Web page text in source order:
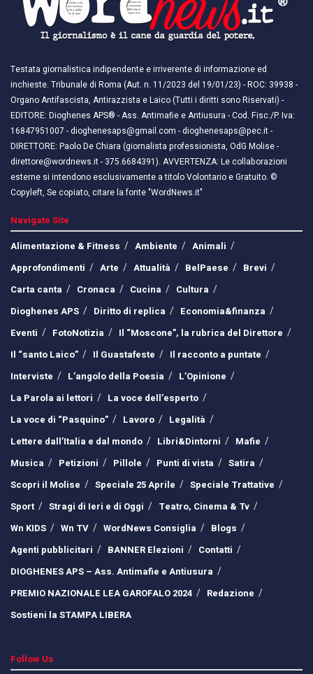
Testata giornalistica indipendente e irriverente di informazione ed
inchieste. Tribunale di Roma (Aut. n. 11/2023 del 19/01/23) - ROC: 39938 -
Organo Antifascista, Antirazzista e Laico (Tutti i diritti sono Riservati) -
EDITORE: Dioghenes APS® - Ass. Antimafie e Antiusura - Cod. Fisc./P. Iva:
16847951007 - dioghenesaps@gmail.com - dioghenesaps@pec.it - ​​
DIRETTORE: Paolo De Chiara (giornalista professionista, OdG Molise -
direttore@wordnews.it - ​​375.6684391). AVVERTENZA: Le collaborazioni
esterne si intendono esclusivamente a titolo Volontario e Gratuito. ©
Copyleft, Se copiato, citare la fonte "WordNews.it"
Navigate Site
Alimentazione & Fitness
Ambiente
Animali
Approfondimenti
Arte Attualità BelPaese
Brevi
Carta canta
Cronaca Cucina
Cultura
Dioghenes APS
Diritto di replica
Economia&finanza
Eventi
FotoNotizia
Il “Moscone”, la rubrica del Direttore
Il “santo Laico”
Il Guastafeste
Il racconto a puntate
Interviste
L’angolo della Poesia
L’Opinione
La Parola ai lettori
La voce dell’esperto
La voce di “Pasquino”
Lavoro
Legalità
Lettere dall’Italia e dal mondo
Libri&Dintorni
Mafie
Musica
Petizioni Pillole Punti di vista
Satira
Scopri il Molise
Speciale 25 Aprile
Speciale Trattative
Sport
Stragi di Ieri e di Oggi
Teatro, Cinema & Tv
Wn KIDS
Wn TV WordNews Consiglia
Blogs
Agenti pubblicitari
BANNER Elezioni
Contatti
DIOGHENES APS – Ass. Antimafie e Antiusura
PREMIO NAZIONALE LEA GAROFALO 2024
Redazione
Sostieni la STAMPA LIBERA
Follow Us